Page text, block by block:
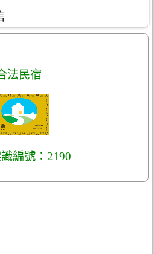
法民宿
編號：2190